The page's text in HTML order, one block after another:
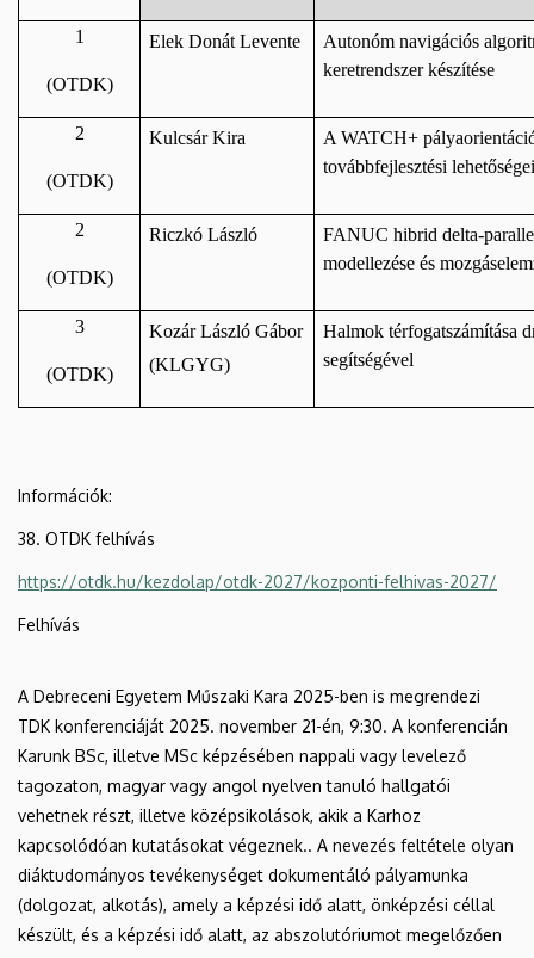
1
(OTDK)
Elek Donát Levente
Autonóm navigációs
keretrendszer készítése
2
(OTDK)
Kulcsár Kira
A WATCH+
továbbfejlesztési lehetőségei
2
(OTDK)
Riczkó László
FANUC hibrid delta-
modellezése és
3
(OTDK)
Kozár László Gábor
(KLGYG)
Halmok térfogatszámítása
segítségével
Információk:
38. OTDK felhívás
https://otdk.hu/kezdolap/otdk-2027/kozponti-felhivas-2027/
Felhívás
A Debreceni Egyetem Műszaki Kara 2025-ben is megrendezi
TDK konferenciáját 2025. november 21-én, 9:30. A konferencián
Karunk BSc, illetve MSc képzésében nappali vagy levelező
tagozaton, magyar vagy angol nyelven tanuló hallgatói
vehetnek részt, illetve középsikolások, akik a Karhoz
kapcsolódóan kutatásokat végeznek.. A nevezés feltétele olyan
diáktudományos tevékenységet dokumentáló pályamunka
(dolgozat, alkotás), amely a képzési idő alatt, önképzési céllal
készült, és a képzési idő alatt, az abszolutóriumot megelőzően